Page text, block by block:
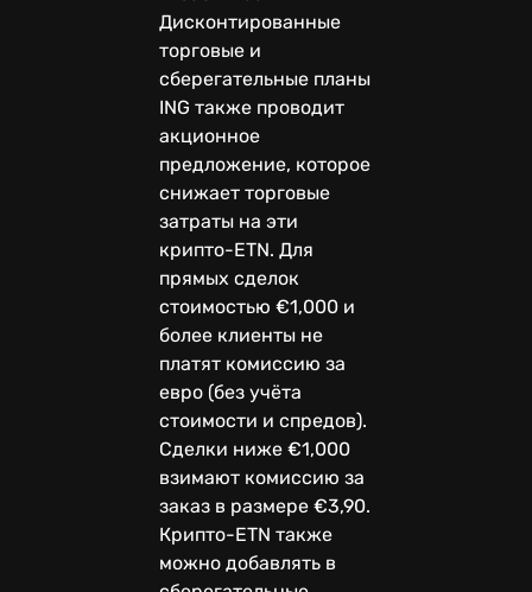
Дисконтированные
торговые и
сберегательные планы
ING также проводит
акционное
предложение, которое
снижает торговые
затраты на эти
крипто-ETN. Для
прямых сделок
стоимостью €1,000 и
более клиенты не
платят комиссию за
евро (без учёта
стоимости и спредов).
Сделки ниже €1,000
взимают комиссию за
заказ в размере €3,90.
Крипто-ETN также
можно добавлять в